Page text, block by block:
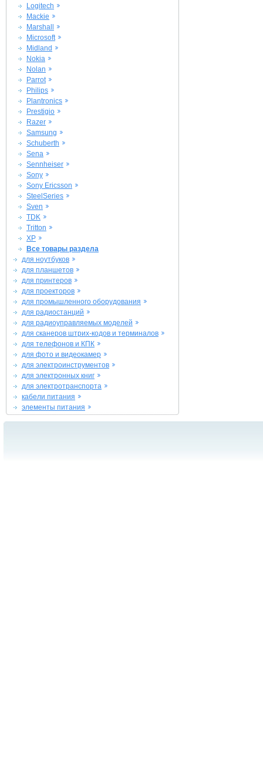
Logitech
Mackie
Marshall
Microsoft
Midland
Nokia
Nolan
Parrot
Philips
Plantronics
Prestigio
Razer
Samsung
Schuberth
Sena
Sennheiser
Sony
Sony Ericsson
SteelSeries
Sven
TDK
Tritton
XP
Все товары раздела
для ноутбуков
для планшетов
для принтеров
для проекторов
для промышленного оборудования
для радиостанций
для радиоуправляемых моделей
для сканеров штрих-кодов и терминалов
для телефонов и КПК
для фото и видеокамер
для электроинструментов
для электронных книг
для электротранспорта
кабели питания
элементы питания